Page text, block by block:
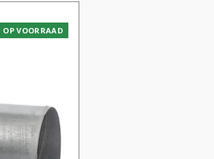
OP VOORRAAD